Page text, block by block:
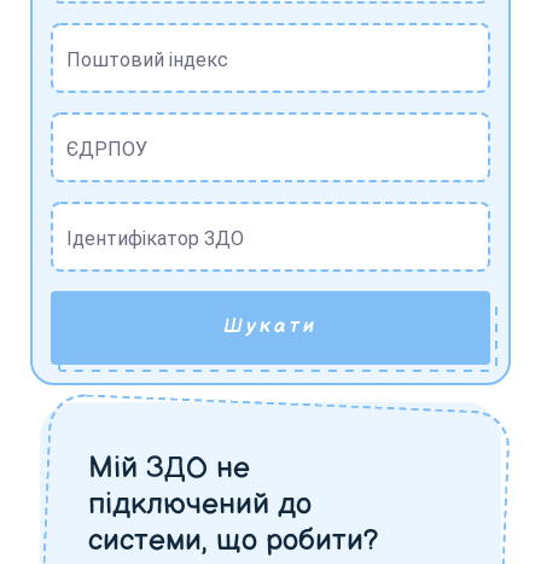
Поштовий індекс
ЄДРПОУ
Ідентифікатор ЗДО
Шукати
Мій ЗДО не
підключений до
системи, що робити?